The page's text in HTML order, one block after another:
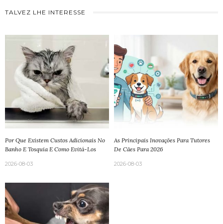
TALVEZ LHE INTERESSE
Por Que Existem Custos Adicionais No
Banho E Tosquia E Como Evitá-Los
2026-08-03
As Principais Inovações Para Tutores
De Cães Para 2026
2026-08-03